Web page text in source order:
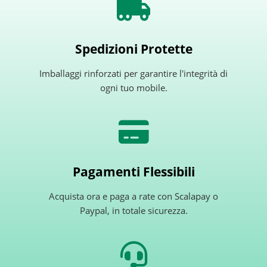
Spedizioni Protette
Imballaggi rinforzati per garantire l'integrità di
ogni tuo mobile.
Pagamenti Flessibili
Acquista ora e paga a rate con Scalapay o
Paypal, in totale sicurezza.